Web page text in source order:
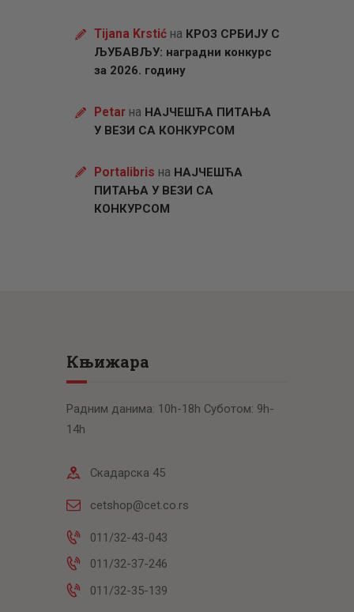
Tijana Krstićна КРОЗ СРБИЈУ С
ЉУБАВЉУ: наградни конкурс
за 2026. годину
Petarна НАЈЧЕШЋА ПИТАЊА
У ВЕЗИ СА КОНКУРСОМ
Portalibris на НАЈЧЕШЋА
ПИТАЊА У ВЕЗИ СА
КОНКУРСОМ
Књижара
Радним данима: 10h-18h Суботом: 9h-
14h
Скадарска 45
cetshop@cet.co.rs
011/32-43-043
011/32-37-246
011/32-35-139